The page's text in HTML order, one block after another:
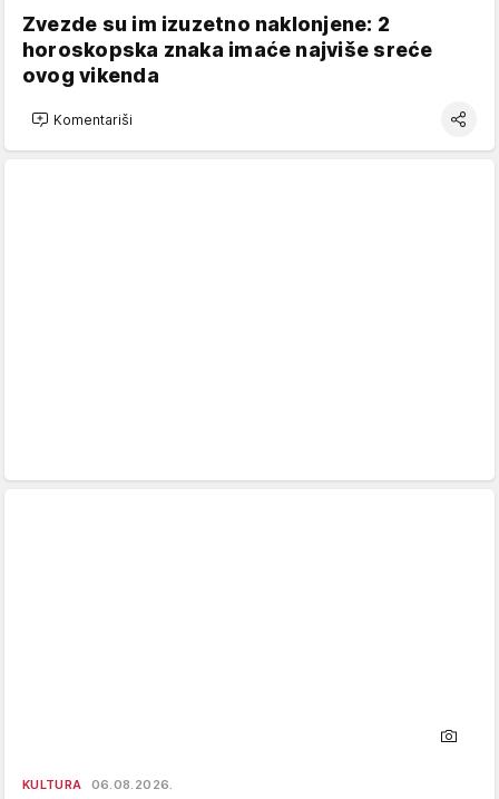
Zvezde su im izuzetno naklonjene: 2
horoskopska znaka imaće najviše sreće
ovog vikenda
Komentariši
KULTURA 06.08.2026.